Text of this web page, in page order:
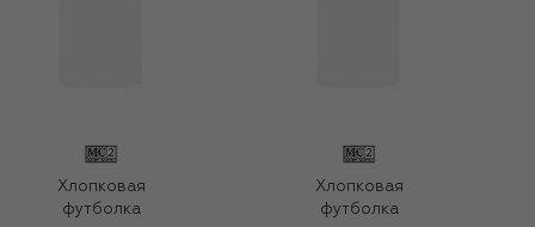
Хлопковая
футболка
Хлопковая
футболка